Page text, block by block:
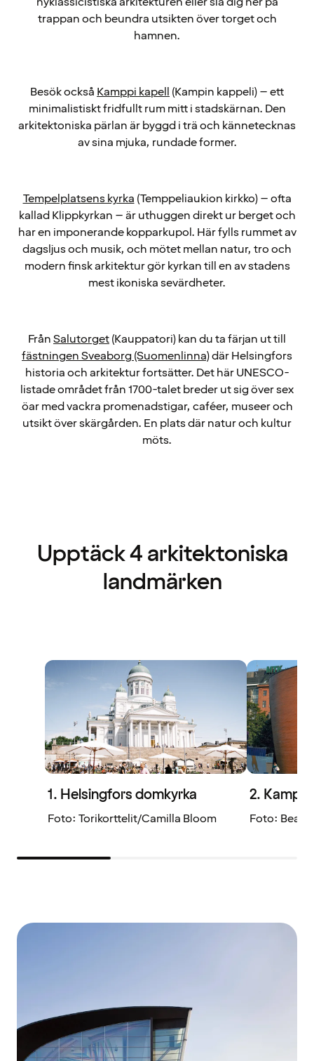
trappan och beundra utsikten över torget och
hamnen.
Besök också Kamppi kapell (Kampin kappeli) – ett
minimalistiskt fridfullt rum mitt i stadskärnan. Den
arkitektoniska pärlan är byggd i trä och kännetecknas
av sina mjuka, rundade former.
Tempelplatsens kyrka (Temppeliaukion kirkko) – ofta
kallad Klippkyrkan – är uthuggen direkt ur berget och
har en imponerande kopparkupol. Här fylls rummet av
dagsljus och musik, och mötet mellan natur, tro och
modern finsk arkitektur gör kyrkan till en av stadens
mest ikoniska sevärdheter.
FrånSalutorget(Kauppatori) kan du ta färjan ut till
fästningen Sveaborg (Suomenlinna)där Helsingfors
historia och arkitektur fortsätter. Det här UNESCO-
listade området från 1700-talet breder ut sig över sex
öar med vackra promenadstigar, caféer, museer och
utsikt över skärgården. En plats där natur och kultur
möts.
Upptäck 4 arkitektoniska
landmärken
1. Helsingfors domkyrka
Foto: Torikorttelit/Camilla Bloom
2.
Foto: